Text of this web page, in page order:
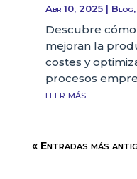
Abr 10, 2025| Blog,
Descubre
mejoran la
costes y
procesos
leer más
« Entradas más